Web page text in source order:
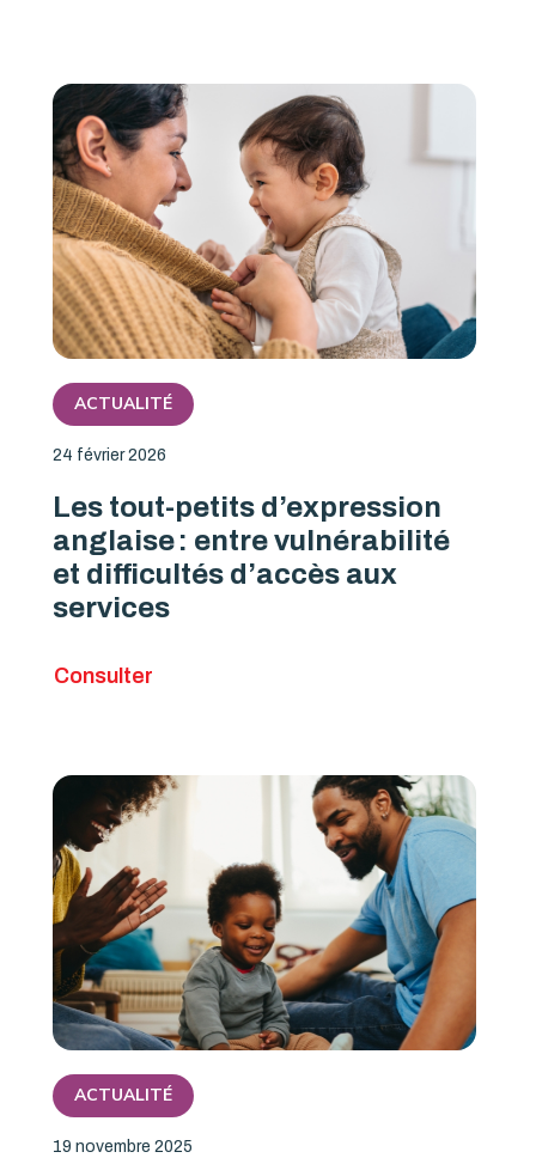
ACTUALITÉ
24 février 2026
Les tout-petits d’expression
anglaise : entre vulnérabilité
et difficultés d’accès aux
services
Consulter
ACTUALITÉ
19 novembre 2025